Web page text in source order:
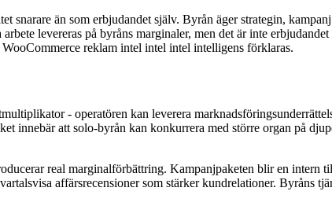
snarare än som erbjudandet själv. Byrån äger strategin,
levereras på byråns marginaler, men det är inte
reklam intel intel intel intelligens förklaras.
- operatören kan leverera
att solo-byrån kan konkurrera med större organ på
real marginalförbättring. Kampanjpaketen blir en intern
affärsrecensioner som stärker kundrelationer. Byråns